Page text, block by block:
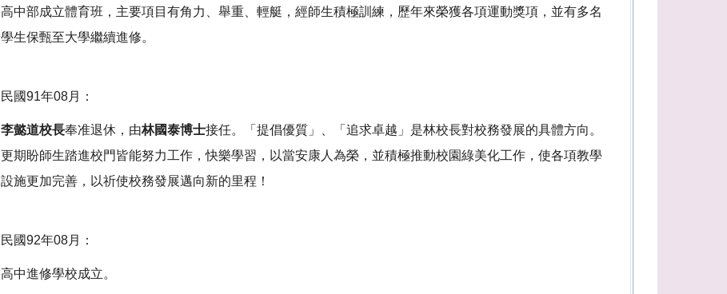
高中部成立體育班，主要項目有角力、舉重、輕艇，經師生積極訓練，歷年來榮獲各項運動獎項，並有多名
學生保甄至大學繼續進修。
民國91年08月：
李懿道校長奉准退休，由林國泰博士接任。「提倡優質」、「追求卓越」是林校長對校務發展的具體方向。
更期盼師生踏進校門皆能努力工作，快樂學習，以當安康人為榮，並積極推動校園綠美化工作，使各項教學
設施更加完善，以祈使校務發展邁向新的里程！
民國92年08月：
高中進修學校成立。